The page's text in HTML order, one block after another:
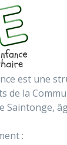
est une
de la
Saintonge,
: